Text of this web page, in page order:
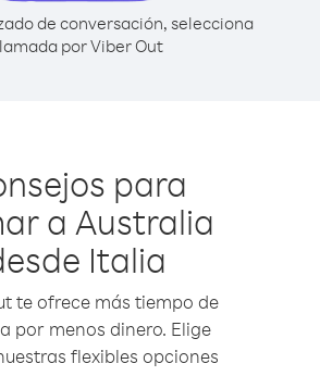
de conversación, selecciona
por Viber Out
para
a Australia
Italia
te ofrece más tiempo de
por menos dinero. Elige
flexibles opciones